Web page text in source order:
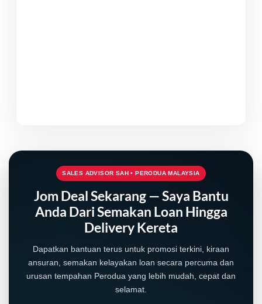
SALES ADVISOR SAH • PERODUA MALAYSIA
Jom Deal Sekarang — Saya Bantu
Anda Dari Semakan Loan Hingga
Delivery Kereta
Dapatkan bantuan terus untuk promosi terkini, kiraan
ansuran, semakan kelayakan loan secara percuma dan
urusan tempahan Perodua yang lebih mudah, cepat dan
selamat.